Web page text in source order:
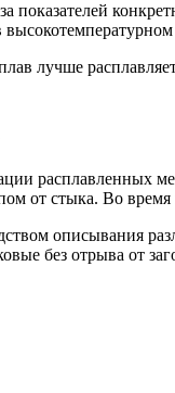
показателей
лучше
расплавленных
от стыка. Во
описывания
без отрыва от